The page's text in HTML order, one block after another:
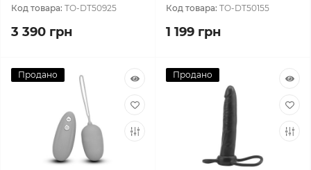
Код товара: TO-DT50925
3 390 грн
Код товара: TO-DT50155
1 199 грн
Продано Продано